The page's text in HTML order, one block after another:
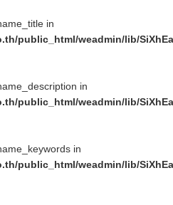
in
public_html/weadmin/lib/
in
public_html/weadmin/lib/
in
public_html/weadmin/lib/